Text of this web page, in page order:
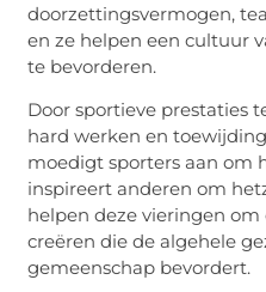
doorzettingsvermogen,
en ze helpen een cultuur
te bevorderen.
Door sportieve prestaties
hard werken en
moedigt sporters aan om
inspireert anderen om
helpen deze vieringen om
creëren die de algehele
gemeenschap bevordert.